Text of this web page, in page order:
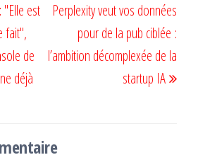
"Elle est
fait",
de
déjà
Perplexity veut vos données
pour de la pub ciblée :
l’ambition décomplexée de la
startup IA